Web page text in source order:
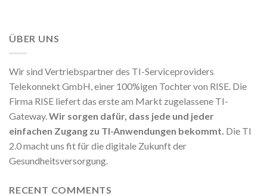
ÜBER UNS
Wir sind Vertriebspartner des TI-Serviceproviders
Telekonnekt GmbH, einer 100%igen Tochter von RISE. Die
Firma RISE liefert das erste am Markt zugelassene TI-
Gateway.Wir sorgen dafür, dass jede und jeder
einfachen Zugang zu TI-Anwendungen bekommt. Die TI
2.0 macht uns fit für die digitale Zukunft der
Gesundheitsversorgung.
RECENT COMMENTS